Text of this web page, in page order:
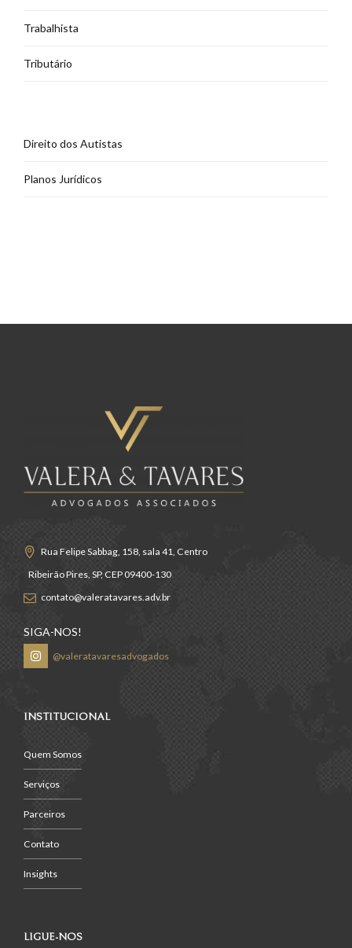
Trabalhista
Tributário
Direito dos Autistas
Planos Jurídicos
Rua Felipe Sabbag, 158, sala 41, Centro
Ribeirão Pires, SP, CEP 09400-130
contato@valeratavares.adv.br
SIGA-NOS!
@valeratavaresadvogados
INSTITUCIONAL
Quem Somos
Serviços
Parceiros
Contato
Insights
LIGUE-NOS